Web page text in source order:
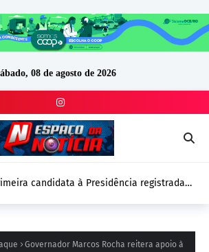
08 de agosto de 2026
candidata à Presidência registrada
Governador Marcos Rocha reitera apoio à